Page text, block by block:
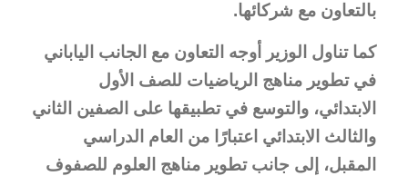
بالتعاون مع شركائها.
كما تناول الوزير أوجه التعاون مع الجانب الياباني
في تطوير مناهج الرياضيات للصف الأول
الابتدائي، والتوسع في تطبيقها على الصفين الثاني
والثالث الابتدائي اعتبارًا من العام الدراسي
المقبل، إلى جانب تطوير مناهج العلوم للصفوف